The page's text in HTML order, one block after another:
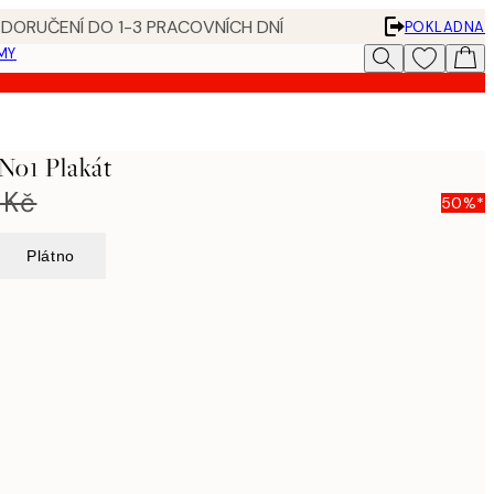
DO 1-3 PRACOVNÍCH DNÍ
POKLADNA
Plakát
50%*
Plátno